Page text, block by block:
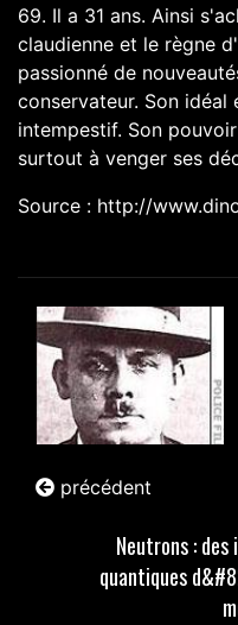
69. Il a 31 ans. Ainsi
claudienne et le règne
passionné de
conservateur. Son idéal
intempestif. Son
surtout à venger ses
Source : http://
précédent
Neutrons : des
quantiques